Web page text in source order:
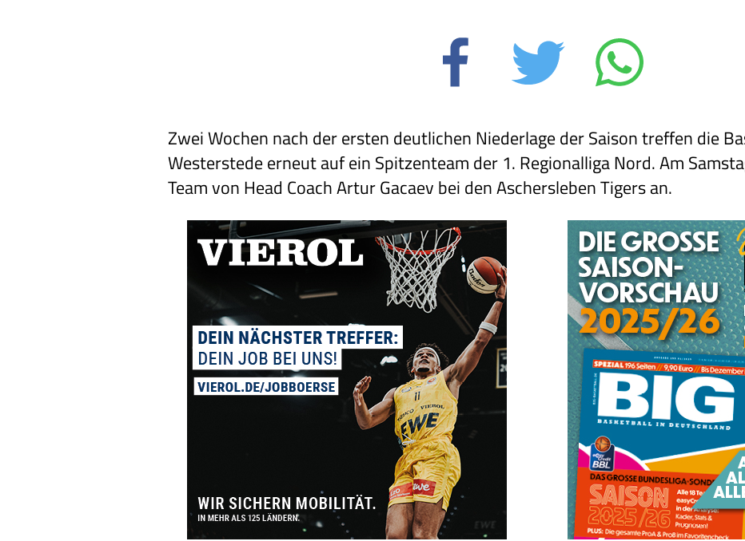
Zwei Wochen nach der ersten deutlichen Niederlage der Saison treffen die
Westerstede erneut auf ein Spitzenteam der 1. Regionalliga Nord. Am
Team von Head Coach Artur Gacaev bei den Aschersleben Tigers an.